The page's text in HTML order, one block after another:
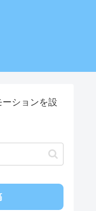
ションを設